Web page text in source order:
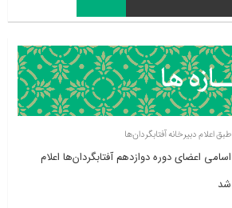
طبق اعلام دبیرخانه آفتابگردان‌ها
اسامی اعضای دوره دوازدهم آفتابگردان‌ها اعلام
شد